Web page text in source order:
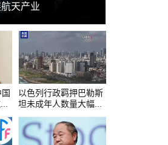
天产业
以色列行政羁押巴勒斯
坦未成年人数量大幅...